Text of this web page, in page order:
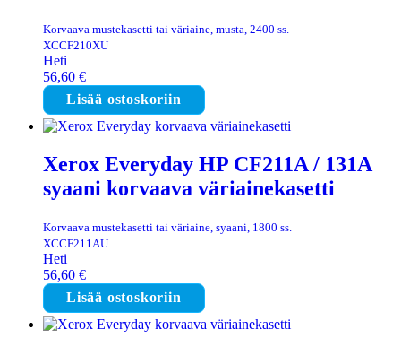
Korvaava mustekasetti tai väriaine, musta, 2400 ss.
XCCF210XU
Heti
56,60 €
Lisää ostoskoriin
Xerox Everyday HP CF211A / 131A
syaani korvaava väriainekasetti
Korvaava mustekasetti tai väriaine, syaani, 1800 ss.
XCCF211AU
Heti
56,60 €
Lisää ostoskoriin